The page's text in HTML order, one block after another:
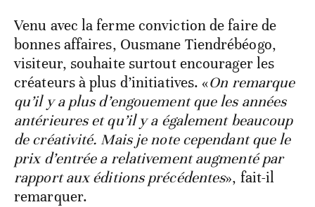
Venu avec la ferme conviction de faire de
bonnes affaires, Ousmane Tiendrébéogo,
visiteur, souhaite surtout encourager les
créateurs à plus d’initiatives. «On remarque
qu’il y a plus d’engouement que les années
antérieures et qu’il y a également beaucoup
de créativité. Mais je note cependant que le
prix d’entrée a relativement augmenté par
rapport aux éditions précédentes», fait-il
remarquer.